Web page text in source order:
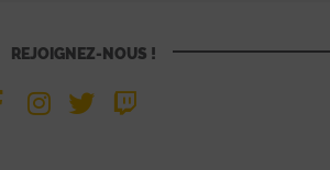
REJOIGNEZ-NOUS !